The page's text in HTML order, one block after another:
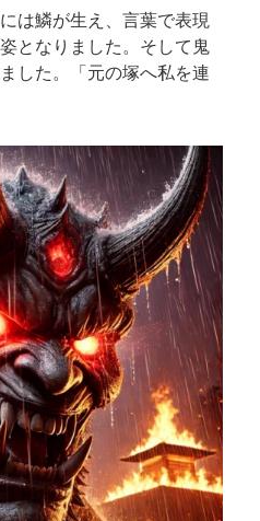
は鱗が生え、言葉で表現
となりました。そして鬼
した。「元の塚へ私を連